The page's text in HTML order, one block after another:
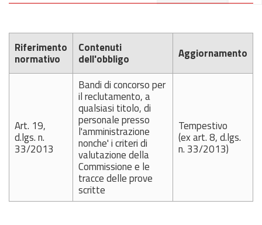
Riferimento
normativo
Contenuti
dell'obbligo Aggiornamento
Art. 19,
d.lgs. n.
33/2013
Bandi di concorso per
il reclutamento, a
qualsiasi titolo, di
personale presso
l'amministrazione
nonche' i criteri di
valutazione della
Commissione e le
tracce delle prove
scritte
Tempestivo
(ex art. 8, d.lgs.
n. 33/2013)